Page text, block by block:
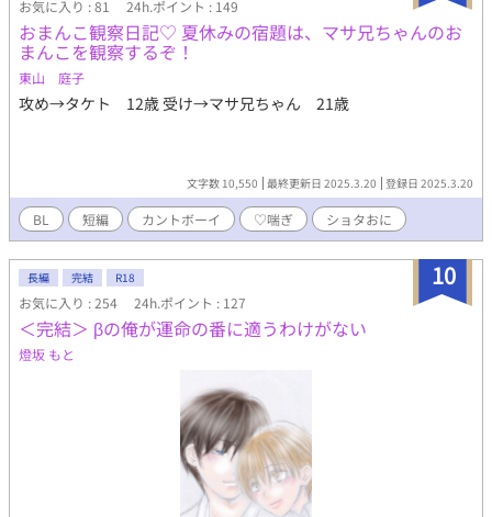
家のえっちな日常をお送りします。 普通に家族がいちゃいちゃし
てる常識はずれな家庭です。 誤字脱字、リクエストなどありまし
たら気軽にお声掛けよろしくお願いします。
お気に入り : 81 24h.ポイント : 149
おまんこ観察日記♡ 夏休みの宿題は、マサ兄ちゃんのお
まんこを観察するぞ！
東山 庭子
攻め→タケト 12歳 受け→マサ兄ちゃん 21歳
文字数 10,550 最終更新日 2025.3.20 登録日 2025.3.20
BL 短編 カントボーイ ♡喘ぎ ショタおに
10
長編 完結 R18
お気に入り : 254 24h.ポイント : 127
＜完結＞ βの俺が運命の番に適うわけがない
燈坂 もと